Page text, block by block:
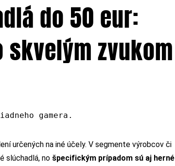
do 50 eur:
zvukom
gamera.
určených na iné účely. V segmente výrobcov či
slúchadlá, no špecifickým prípadom sú aj herné